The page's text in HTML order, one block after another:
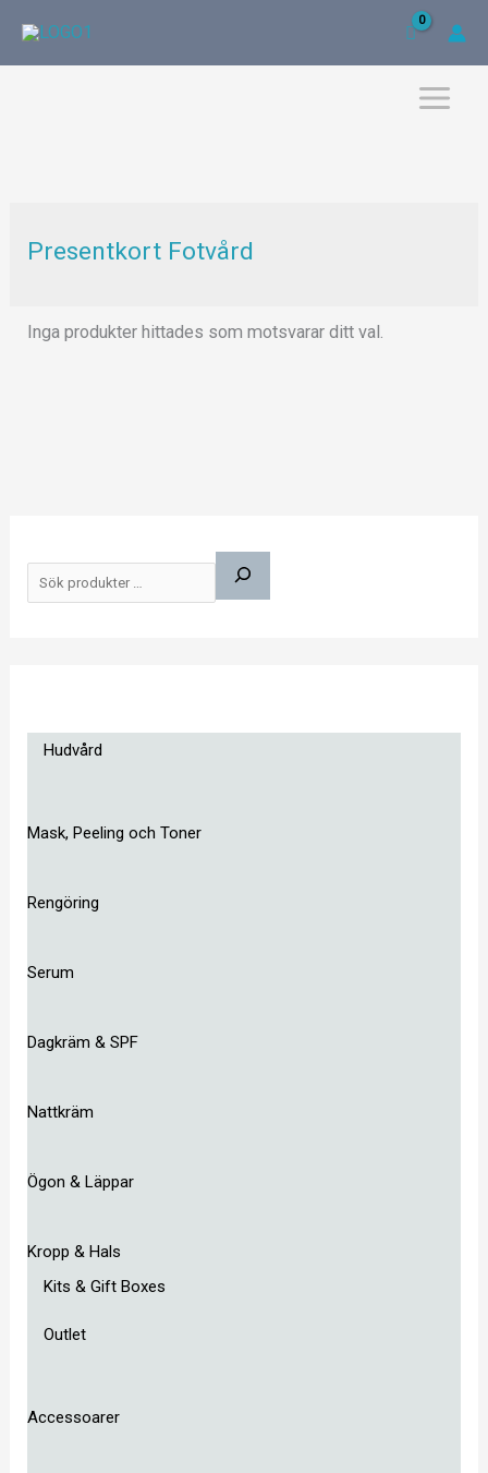
ö
k
Hudvård
Mask, Peeling och Toner
Rengöring
Serum
Dagkräm & SPF
Nattkräm
Ögon & Läppar
Kropp & Hals
Kits & Gift Boxes
Outlet
Accessoarer
Presentkort Fotvård
Inga produkter hittades som motsvarar ditt val.